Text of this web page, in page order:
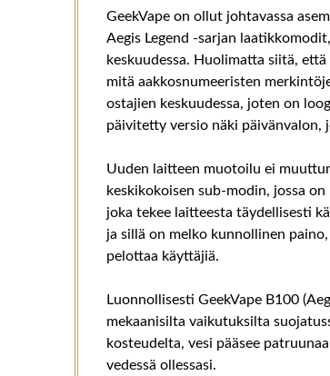
GeekVape on ollut johtavassa
Aegis Legend -sarjan
keskuudessa. Huolimatta siitä,
mitä aakkosnumeeristen
ostajien keskuudessa, joten on
päivitetty versio näki päivänvalon,
Uuden laitteen muotoilu ei
keskikokoisen sub-modin, jossa
joka tekee laitteesta täydellisesti
ja sillä on melko kunnollinen
pelottaa käyttäjiä.
Luonnollisesti GeekVape B100
mekaanisilta vaikutuksilta
kosteudelta, vesi pääsee
vedessä ollessasi.